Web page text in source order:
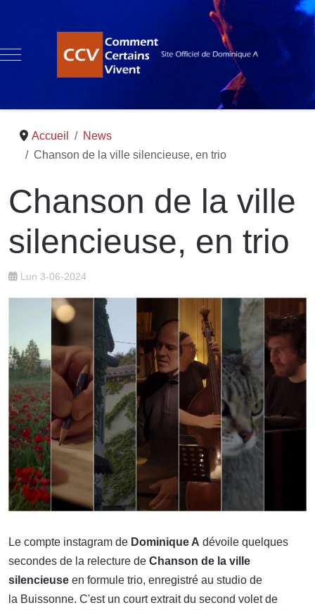
Mobile Menu Toggle
Accueil
News
Chanson de la ville silencieuse, en trio
Chanson de la ville
silencieuse, en trio
Lun 3-06-2024
Le compte instagram de Dominique A dévoile quelques
secondes de la relecture de Chanson de la ville
silencieuse en formule trio, enregistré au studio de
la Buissonne. C'est un court extrait du second volet de